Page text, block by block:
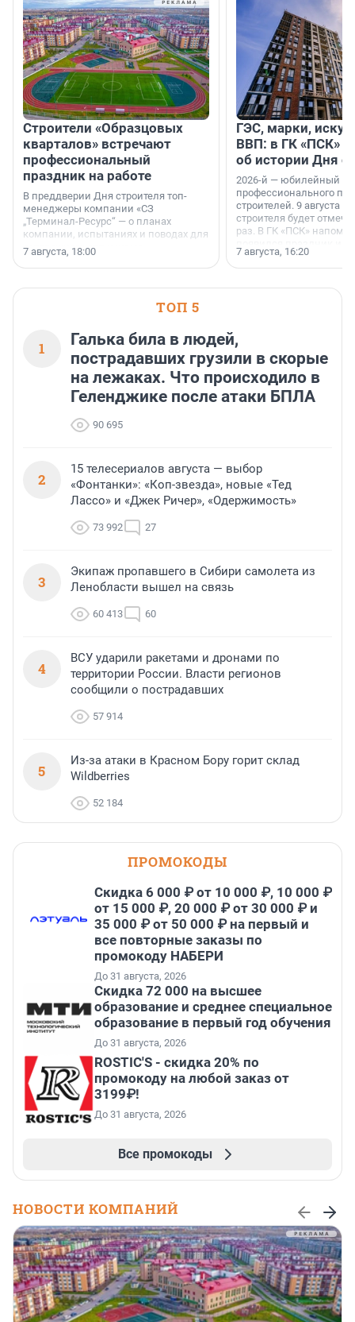
Строители «Образцовых
кварталов» встречают
профессиональный
праздник на работе
В преддверии Дня строителя топ-
менеджеры компании «СЗ
„Терминал-Ресурс“ — о планах
компании, испытаниях и поводах для
осторожного оптимизма.
7 августа, 18:00
ГЭС, марки,
ВВП: в ГК «ПСК»
об истории Дня
2026-й — юбилейный
профессионального
строителей. 9 августа
строителя будет
раз. В ГК «ПСК»
поменялась роль
7 августа, 16:20
ТОП 5
1
Галька била в людей,
пострадавших грузили в скорые
на лежаках. Что происходило в
Геленджике после атаки БПЛА
90 695
2
15 телесериалов августа — выбор
«Фонтанки»: «Коп-звезда», новые «Тед
Лассо» и «Джек Ричер», «Одержимость»
73 992 27
3
Экипаж пропавшего в Сибири самолета из
Ленобласти вышел на связь
60 413 60
4
ВСУ ударили ракетами и дронами по
территории России. Власти регионов
сообщили о пострадавших
57 914
5
Из-за атаки в Красном Бору горит склад
Wildberries
52 184
ПРОМОКОДЫ
Скидка 6 000 ₽ от 10 000 ₽, 10 000 ₽
от 15 000 ₽, 20 000 ₽ от 30 000 ₽ и
35 000 ₽ от 50 000 ₽ на первый и
все повторные заказы по
промокоду НАБЕРИ
До 31 августа, 2026
Скидка 72 000 на высшее
образование и среднее специальное
образование в первый год обучения
До 31 августа, 2026
ROSTIC'S - скидка 20% по
промокоду на любой заказ от
3199₽!
До 31 августа, 2026
Все промокоды
НОВОСТИ КОМПАНИЙ